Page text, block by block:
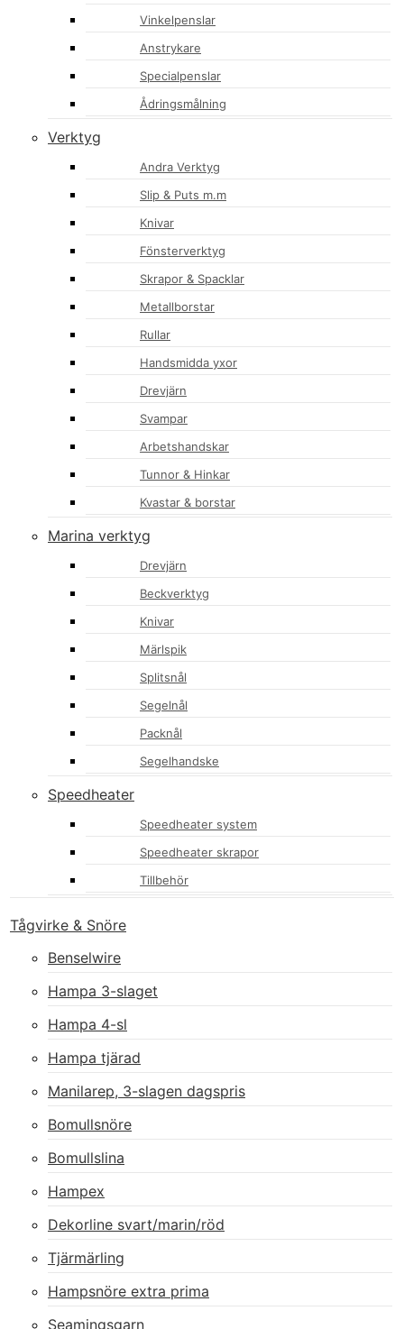
Vinkelpenslar
Anstrykare
Specialpenslar
Ådringsmålning
Verktyg
Andra Verktyg
Slip & Puts m.m
Knivar
Fönsterverktyg
Skrapor & Spacklar
Metallborstar
Rullar
Handsmidda yxor
Drevjärn
Svampar
Arbetshandskar
Tunnor & Hinkar
Kvastar & borstar
Marina verktyg
Drevjärn
Beckverktyg
Knivar
Märlspik
Splitsnål
Segelnål
Packnål
Segelhandske
Speedheater
Speedheater system
Speedheater skrapor
Tillbehör
Tågvirke & Snöre
Benselwire
Hampa 3-slaget
Hampa 4-sl
Hampa tjärad
Manilarep, 3-slagen dagspris
Bomullsnöre
Bomullslina
Hampex
Dekorline svart/marin/röd
Tjärmärling
Hampsnöre extra prima
Seamingsgarn